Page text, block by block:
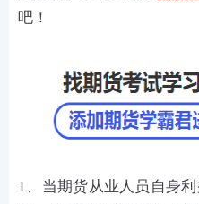
吧！
1、当期货从业人员自身